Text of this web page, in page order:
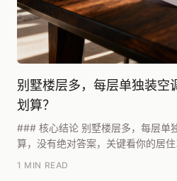
别墅楼层多，每层单独装空
划算？
### 核心结论 别墅楼层多，每层单
算，没有绝对答案，关键看你的居
1 MIN READ